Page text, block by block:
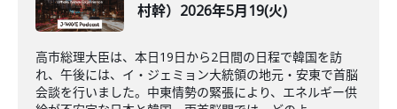
村幹）2026年5月19(火)
高市総理大臣は、本日19日から2日間の日程で韓国を訪
れ、午後には、イ・ジェミョン大統領の地元・安東で首脳
会談を行いました。中東情勢の緊張により、エネルギー供